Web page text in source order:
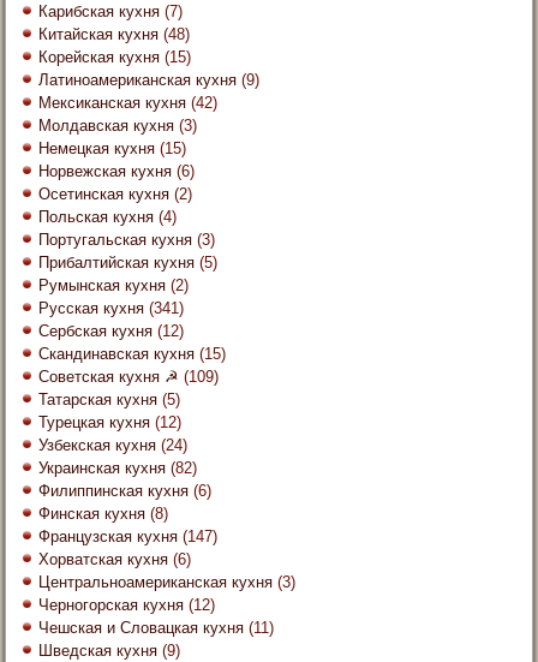
Карибская кухня (7)
Китайская кухня (48)
Корейская кухня (15)
Латиноамериканская кухня (9)
Мексиканская кухня (42)
Молдавская кухня (3)
Немецкая кухня (15)
Норвежская кухня (6)
Осетинская кухня (2)
Польская кухня (4)
Португальская кухня (3)
Прибалтийская кухня (5)
Румынская кухня (2)
Русская кухня (341)
Сербская кухня (12)
Скандинавская кухня (15)
Советская кухня ☭ (109)
Татарская кухня (5)
Турецкая кухня (12)
Узбекская кухня (24)
Украинская кухня (82)
Филиппинская кухня (6)
Финская кухня (8)
Французская кухня (147)
Хорватская кухня (6)
Центральноамериканская кухня (3)
Черногорская кухня (12)
Чешская и Словацкая кухня (11)
Шведская кухня (9)